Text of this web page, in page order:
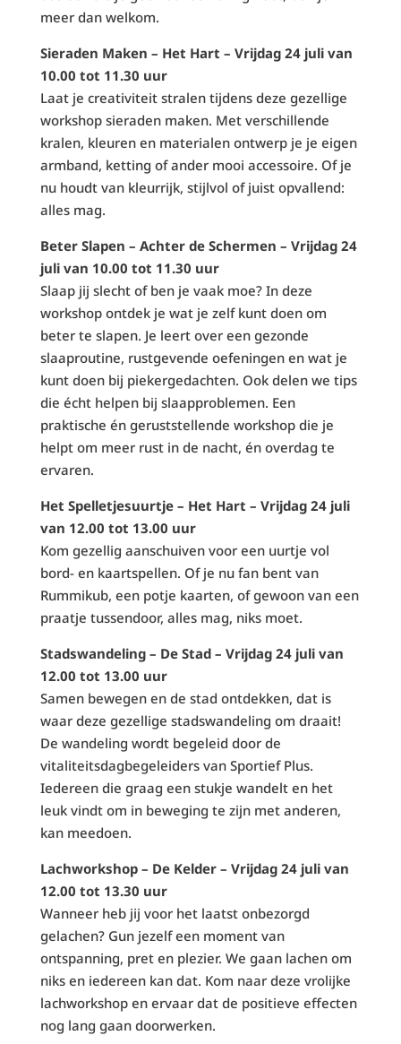
meer dan welkom.
Sieraden Maken – Het Hart – Vrijdag 24 juli van
10.00 tot 11.30 uur
Laat je creativiteit stralen tijdens deze gezellige
workshop sieraden maken. Met verschillende
kralen, kleuren en materialen ontwerp je je eigen
armband, ketting of ander mooi accessoire. Of je
nu houdt van kleurrijk, stijlvol of juist opvallend:
alles mag.
Beter Slapen – Achter de Schermen – Vrijdag 24
juli van 10.00 tot 11.30 uur
Slaap jij slecht of ben je vaak moe? In deze
workshop ontdek je wat je zelf kunt doen om
beter te slapen. Je leert over een gezonde
slaaproutine, rustgevende oefeningen en wat je
kunt doen bij piekergedachten. Ook delen we tips
die écht helpen bij slaapproblemen. Een
praktische én geruststellende workshop die je
helpt om meer rust in de nacht, én overdag te
ervaren.
Het Spelletjesuurtje – Het Hart – Vrijdag 24 juli
van 12.00 tot 13.00 uur
Kom gezellig aanschuiven voor een uurtje vol
bord- en kaartspellen. Of je nu fan bent van
Rummikub, een potje kaarten, of gewoon van een
praatje tussendoor, alles mag, niks moet.
Stadswandeling – De Stad – Vrijdag 24 juli van
12.00 tot 13.00 uur
Samen bewegen en de stad ontdekken, dat is
waar deze gezellige stadswandeling om draait!
De wandeling wordt begeleid door de
vitaliteitsdagbegeleiders van Sportief Plus.
Iedereen die graag een stukje wandelt en het
leuk vindt om in beweging te zijn met anderen,
kan meedoen.
Lachworkshop – De Kelder – Vrijdag 24 juli van
12.00 tot 13.30 uur
Wanneer heb jij voor het laatst onbezorgd
gelachen? Gun jezelf een moment van
ontspanning, pret en plezier. We gaan lachen om
niks en iedereen kan dat. Kom naar deze vrolijke
lachworkshop en ervaar dat de positieve effecten
nog lang gaan doorwerken.